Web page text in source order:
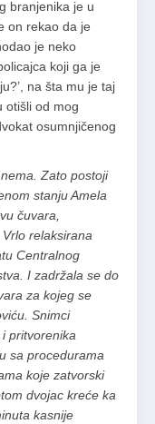
branjenika je u
on rekao da je
je neko
koji ga je
na šta mu je taj
otišli od mog
osumnjičenog
Zato postoji
stanju Amela
čuvara,
relaksirana
Centralnog
I zadržala se do
za kojeg se
Snimci
pritvorenika
sa procedurama
koje zatvorski
dvojac kreće ka
kasnije